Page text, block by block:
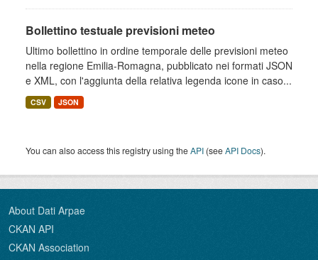
Bollettino testuale previsioni meteo
Ultimo bollettino in ordine temporale delle previsioni meteo
nella regione Emilia-Romagna, pubblicato nei formati JSON
e XML, con l'aggiunta della relativa legenda icone in caso...
CSV JSON
You can also access this registry using theAPI (seeAPI Docs).
About Dati Arpae
CKAN API
CKAN Association